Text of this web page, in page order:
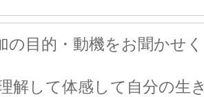
の目的・動機をお聞かせ
解して体感して自分の生